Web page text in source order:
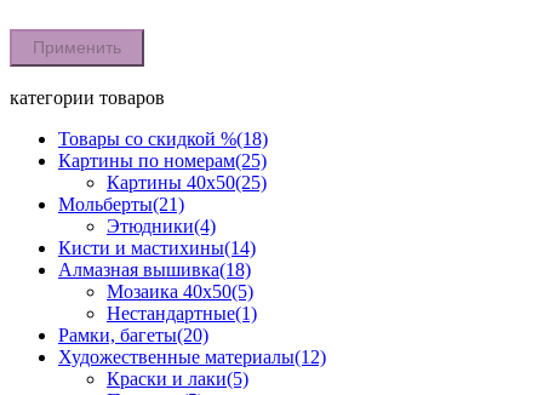
Применить
категории товаров
Товары со скидкой %(18)
Картины по номерам(25)
Картины 40x50(25)
Мольберты(21)
Этюдники(4)
Кисти и мастихины(14)
Алмазная вышивка(18)
Мозаика 40x50(5)
Нестандартные(1)
Рамки, багеты(20)
Художественные материалы(12)
Краски и лаки(5)